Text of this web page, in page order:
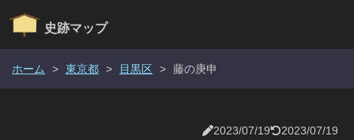
史跡マップ
ホーム > 東京都 > 目黒区 > 藤の庚申
2023/07/19
2023/07/19